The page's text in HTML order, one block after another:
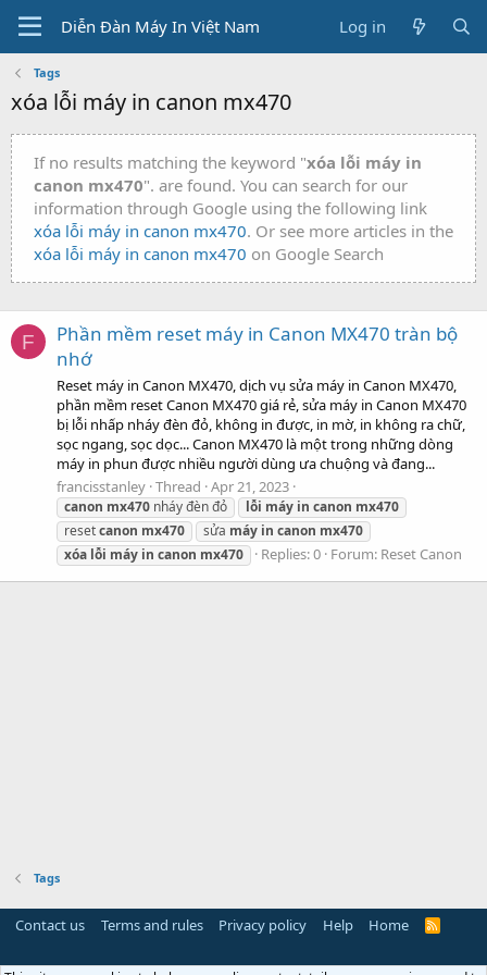
Diễn Đàn Máy In Việt Nam Log in
Tags
xóa lỗi máy in canon mx470
If no results matching the keyword "xóa lỗi máy in
canon mx470". are found. You can search for our
information through Google using the following link
xóa lỗi máy in canon mx470. Or see more articles in the
xóa lỗi máy in canon mx470 on Google Search
F
Phần mềm reset máy in Canon MX470 tràn bộ
nhớ
Reset máy in Canon MX470, dịch vụ sửa máy in Canon MX470,
phần mềm reset Canon MX470 giá rẻ, sửa máy in Canon MX470
bị lỗi nhấp nháy đèn đỏ, không in được, in mờ, in không ra chữ,
sọc ngang, sọc dọc... Canon MX470 là một trong những dòng
máy in phun được nhiều người dùng ưa chuộng và đang...
francisstanley Thread Apr 21, 2023
canon mx470 nháy đèn đỏ lỗi máy in canon mx470
resetcanon mx470 sửa máy in canon mx470
xóa lỗi máy in canon mx470 Replies: 0 Forum: Reset Canon
Tags
Contact us Terms and rules Privacy policy Help Home
R